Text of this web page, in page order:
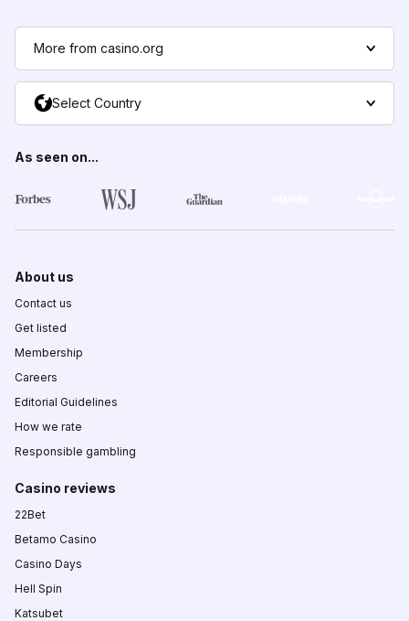
More from casino.org
Select Country
As seen on...
About us
Contact us
Get listed
Membership
Careers
Editorial Guidelines
How we rate
Responsible gambling
Casino reviews
22Bet
Betamo Casino
Casino Days
Hell Spin
Katsubet